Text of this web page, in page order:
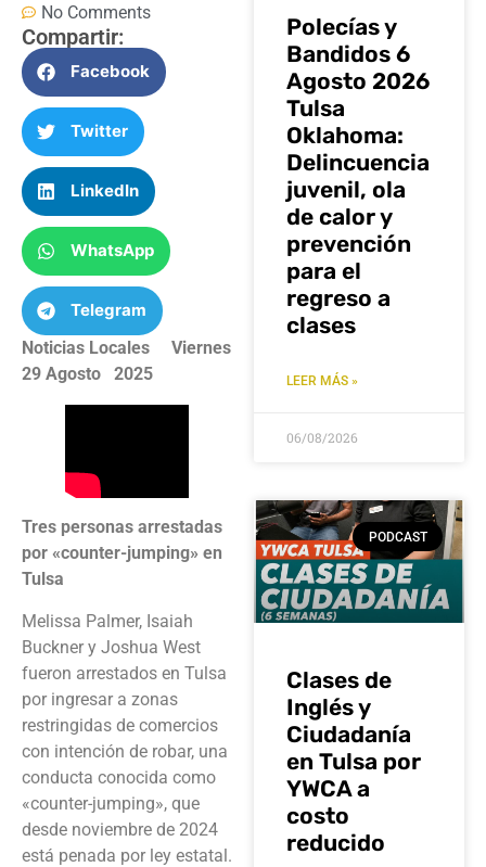
No Comments
Compartir:
Facebook
Twitter
LinkedIn
WhatsApp
Telegram
Noticias Locales Viernes
29 Agosto 2025
Tres personas arrestadas
por «counter-jumping» en
Tulsa
Melissa Palmer, Isaiah
Buckner y Joshua West
fueron arrestados en Tulsa
por ingresar a zonas
restringidas de comercios
con intención de robar, una
conducta conocida como
«counter-jumping», que
desde noviembre de 2024
está penada por ley estatal.
Polecías y
Bandidos 6
Agosto 2026
Tulsa
Oklahoma:
Delincuencia
juvenil, ola
de calor y
prevención
para el
regreso a
clases
LEER MÁS »
06/08/2026
PODCAST
Clases de
Inglés y
Ciudadanía
en Tulsa por
YWCA a
costo
reducido